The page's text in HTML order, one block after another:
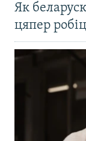
Як
цяпер